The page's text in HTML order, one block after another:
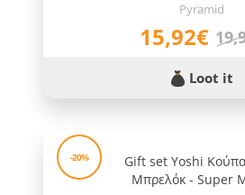
Pyramid
15,92€
Loot it
-20%